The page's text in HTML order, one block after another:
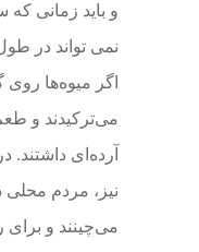
و باید زمانی
نمی تواند در
اگر میوه‌ها روی
می‌ترکیدند و
آرده‌ای داشتند.
نیز، مردم محلی
می‌چینند و برای